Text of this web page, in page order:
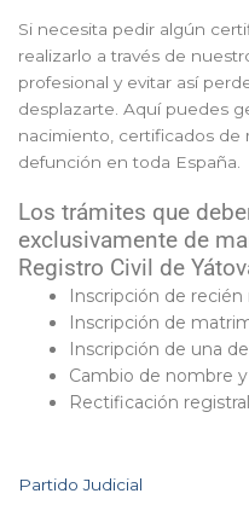
Si necesita pedir algún
realizarlo a través de
profesional y evitar así
desplazarte. Aquí puedes
nacimiento, certificados de
defunción en toda España.
Los trámites que
exclusivamente de
Registro Civil de
Inscripción de recién
Inscripción de
Inscripción de una
Cambio de nombre y
Rectificación
Partido Judicial